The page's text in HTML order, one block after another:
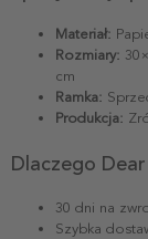
Materiał:
Rozmiary:
cm
Ramka:
Produkcja:
Dlaczego Dear
30 dni na
Szybka